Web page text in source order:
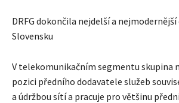
DRFG dokončila nejdelší a
Slovensku
V telekomunikačním segmentu skupina
pozici předního dodavatele služeb
a údržbou sítí a pracuje pro většinu